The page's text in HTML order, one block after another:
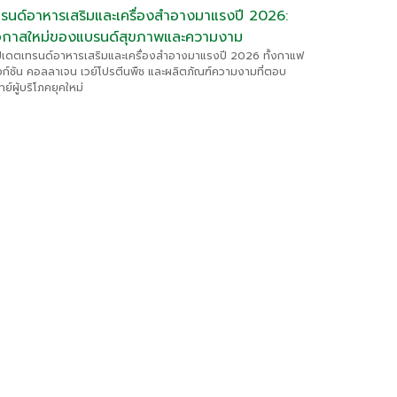
นด์อาหารเสริมและเครื่องสำอางมาแรงปี 2026:
กาสใหม่ของแบรนด์สุขภาพและความงาม
ดตเทรนด์อาหารเสริมและเครื่องสำอางมาแรงปี 2026 ทั้งกาแฟ
ชัน คอลลาเจน เวย์โปรตีนพืช และผลิตภัณฑ์ความงามที่ตอบ
ย์ผู้บริโภคยุคใหม่